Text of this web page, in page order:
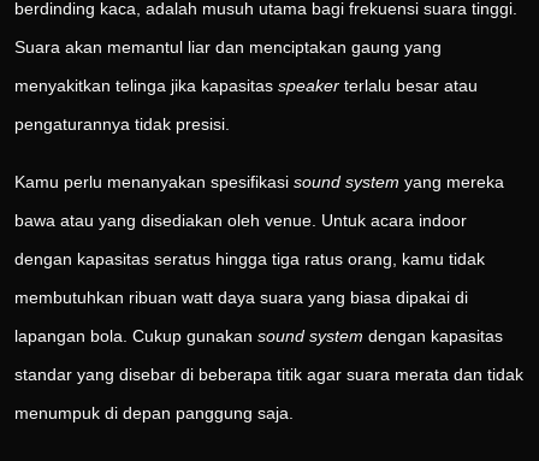
berdinding kaca, adalah musuh utama bagi frekuensi suara tinggi.
Suara akan memantul liar dan menciptakan gaung yang
menyakitkan telinga jika kapasitas speaker terlalu besar atau
pengaturannya tidak presisi.
Kamu perlu menanyakan spesifikasi sound system yang mereka
bawa atau yang disediakan oleh venue. Untuk acara indoor
dengan kapasitas seratus hingga tiga ratus orang, kamu tidak
membutuhkan ribuan watt daya suara yang biasa dipakai di
lapangan bola. Cukup gunakan sound system dengan kapasitas
standar yang disebar di beberapa titik agar suara merata dan tidak
menumpuk di depan panggung saja.